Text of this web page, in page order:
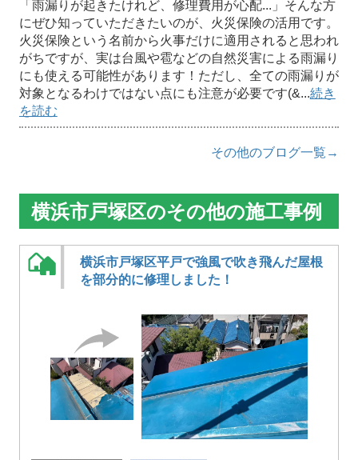
「雨漏りが起きたけれど、修理費用が心配...」そんな方
にぜひ知っていただきたいのが、火災保険の活用です。
火災保険という名前から火事だけに適用されると思われ
がちですが、実は台風や雹などの自然災害による雨漏り
にも使える可能性があります！ただし、全ての雨漏りが
対象となるわけではない点にも注意が必要です(&...続き
を読む
その他のブログ一覧→
横浜市戸塚区のその他の施工事例
横浜市戸塚区平戸で強風で吹き飛んだ屋根
を部分的に修理しました！